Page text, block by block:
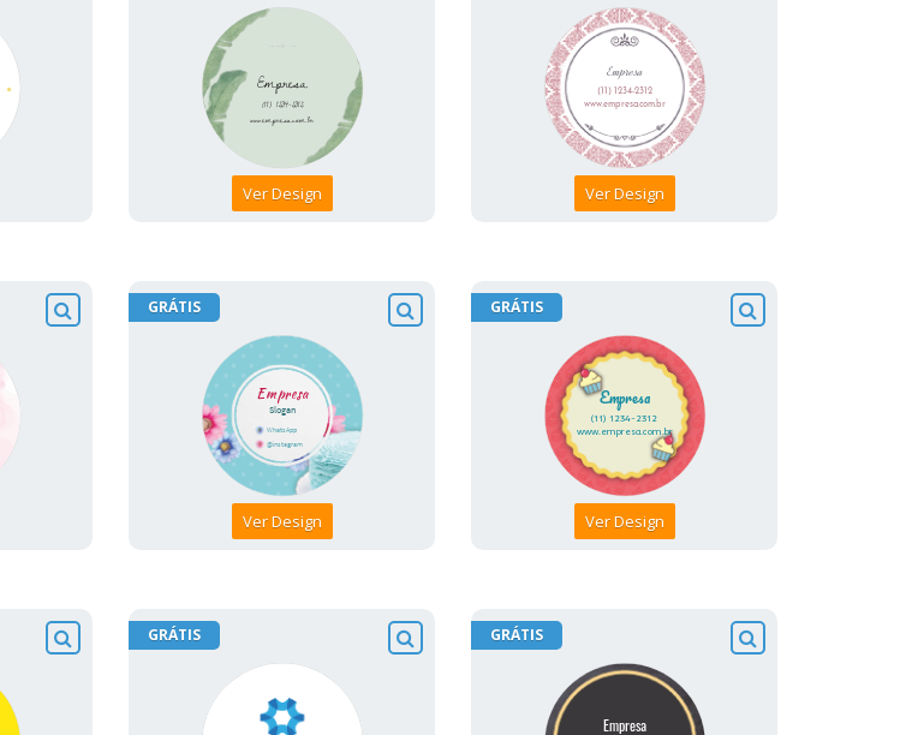
Ver Design Ver Design
GRÁTIS
Ver Design
GRÁTIS
Ver Design
GRÁTIS GRÁTIS